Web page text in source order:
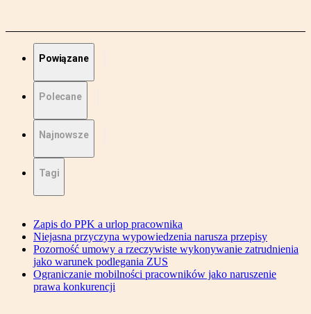
Powiązane
Polecane
Najnowsze
Tagi
Zapis do PPK a urlop pracownika
Niejasna przyczyna wypowiedzenia narusza przepisy
Pozorność umowy a rzeczywiste wykonywanie zatrudnienia
jako warunek podlegania ZUS
Ograniczanie mobilności pracowników jako naruszenie
prawa konkurencji